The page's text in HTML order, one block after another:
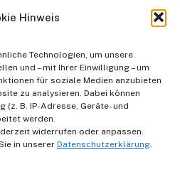
Hinweis
Technologien, um unsere
und – mit Ihrer Einwilligung – um
für soziale Medien anzubieten
zu analysieren. Dabei können
(z. B. IP-Adresse, Geräte- und
werden.
widerrufen oder anpassen.
in unserer Datenschutzerklärung.